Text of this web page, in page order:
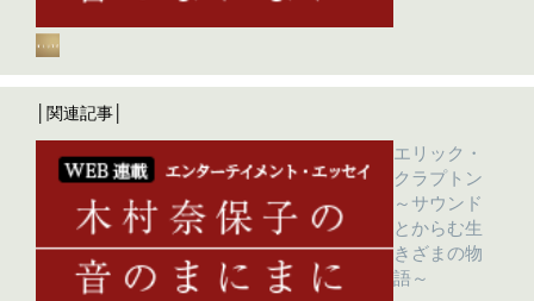
│関連記事│
エリック・
クラプトン
～サウンド
とからむ生
きざまの物
語～